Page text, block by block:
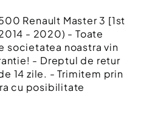
Renault Master 3 [1st
- 2020) - Toate
societatea noastra vin
- Dreptul de retur
14 zile. - Trimitem prin
cu posibilitate